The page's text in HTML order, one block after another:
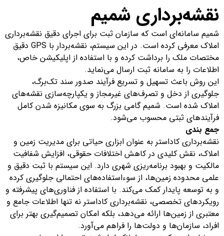
نقشه‌برداری شمیم
شمیم سامانه‌ای است که سازمان ثبت برای اجرای دقیق نقشه‌برداری
املاک معرفی کرده است. در این سیستم، نقشه‌بردار با GPS دقیق
مختصات ملک را برداشت کرده و با استفاده از اپلیکیشن خاص،
اطلاعات را به سامانه ثبت ارسال می‌نماید.
این روش باعث تسهیل و تسریع فرآیند صدور سند تک‌برگ،
جلوگیری از دخل و تصرف‌های غیرمجاز و یکپارچه‌سازی نقشه‌های
املاک شده است. شمیم گامی بزرگ به سوی مکانیزه شدن کامل
فرآیندهای ثبتی محسوب می‌شود.
جمع بندی
نقشه‌برداری کاداستر به عنوان ابزاری حیاتی برای مدیریت زمین و
املاک، نقش کلیدی در کاهش اختلافات حقوقی، افزایش شفافیت
مالکیت و بهبود برنامه‌ریزی شهری دارد. این سیستم با ثبت دقیق و
علمی محدوده زمین‌ها، از سوء‌استفاده‌های احتمالی جلوگیری کرده
و به توسعه پایدار کمک می‌کند. با استفاده از فناوری‌های پیشرفته و
رویکردهای تخصصی، نقشه‌برداری کاداستر نه تنها اطلاعات جامع و
معتبری از زمین‌ها ارائه می‌دهد، بلکه امکان تصمیم‌گیری بهتر برای
افراد، سازمان‌ها و دولت‌ها را فراهم می‌آورد.